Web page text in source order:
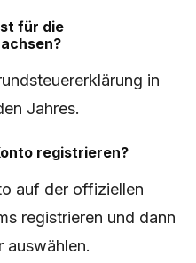
für die
in
Jahres.
registrieren?
auf der offiziellen
registrieren und dann
auswählen.